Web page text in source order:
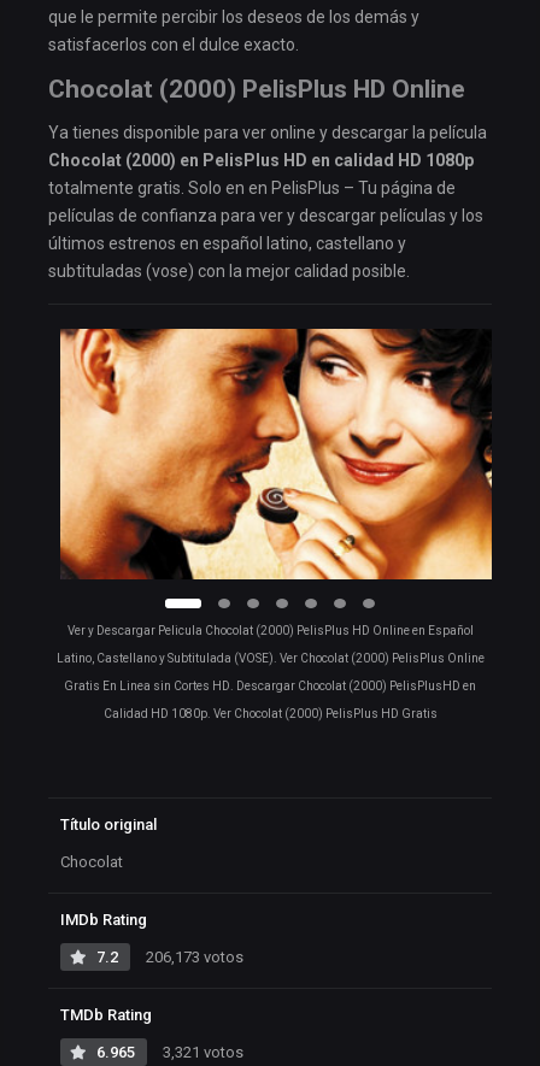
que le permite percibir los deseos de los demás y
satisfacerlos con el dulce exacto.
Chocolat (2000) PelisPlus HD Online
Ya tienes disponible para ver online y descargar la película
Chocolat (2000) en PelisPlus HD en calidad HD 1080p
totalmente gratis. Solo en en PelisPlus – Tu página de
películas de confianza para ver y descargar películas y los
últimos estrenos en español latino, castellano y
subtituladas (vose) con la mejor calidad posible.
Ver y Descargar Pelicula Chocolat (2000) PelisPlus HD Online en Español
Latino, Castellano y Subtitulada (VOSE). Ver Chocolat (2000) PelisPlus Online
Gratis En Linea sin Cortes HD. Descargar Chocolat (2000) PelisPlusHD en
Calidad HD 1080p. Ver Chocolat (2000) PelisPlus HD Gratis
Título original
Chocolat
IMDb Rating
7.2 206,173 votos
TMDb Rating
6.965 3,321 votos